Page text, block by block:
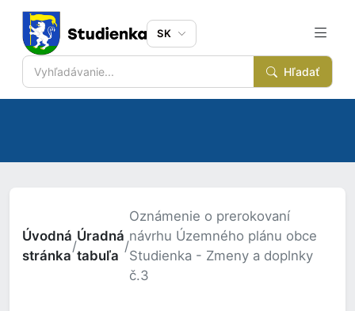
Hľadať
SK
Úvodná
stránka
/
Úradná
tabuľa
/
Oznámenie o prerokovaní
návrhu Územného plánu obce
Studienka - Zmeny a doplnky
č.3